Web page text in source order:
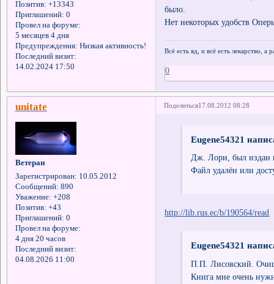
Позитив: +13343
Приглашений: 0
Провел на форуме:
5 месяцев 4 дня
Предупреждения: Низкая активность!
Последний визит:
14.02.2024 17:50
было.
Нет некоторых удобств
Всё есть яд, и всё есть лекарство,
0
Поделиться17.08.2012 08:28
unitate
Ветеран
Зарегистрирован: 10.05.2012
Сообщений: 890
Уважение: +208
Позитив: +43
Приглашений: 0
Провел на форуме:
4 дня 20 часов
Последний визит:
04.08.2026 11:00
Eugene54321
Дж. Лори, был издан
Файл удалён или
http://lib.rus.ec/b/190564/read
Eugene54321
П.П. Лисовский.
Книга мне очень